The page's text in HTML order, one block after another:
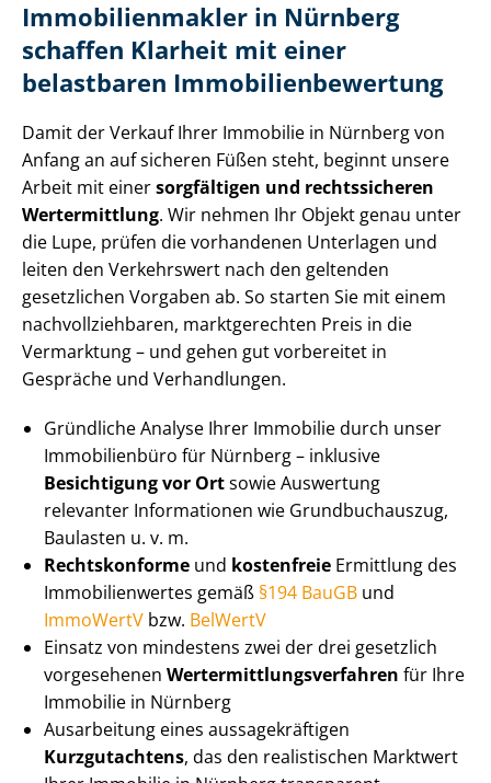
Im­mo­bi­li­en­mak­ler in Nürnberg
schaffen Klarheit mit einer
belastbaren Im­mo­bi­li­en­be­wer­tung
Damit der Verkauf Ihrer Immobilie in Nürnberg von
Anfang an auf sicheren Füßen steht, beginnt unsere
Arbeit mit einersorgfältigen und rechtssicheren
Wertermittlung. Wir nehmen Ihr Objekt genau unter
die Lupe, prüfen die vorhandenen Unterlagen und
leiten den Verkehrswert nach den geltenden
gesetzlichen Vorgaben ab. So starten Sie mit einem
nach­voll­zieh­ba­ren, marktgerechten Preis in die
Vermarktung – und gehen gut vorbereitet in
Gespräche und Verhandlungen.
Gründliche Analyse Ihrer Immobilie durch unser
Immobilienbüro für Nürnberg – inklusive
Besichtigung vor Ortsowie Auswertung
relevanter Informationen wie Grundbuchauszug,
Baulasten u. v. m.
Rechtskonforme und kostenfreie Ermittlung des
Im­mo­bi­li­en­wer­tes gemäß §194 BauGB und
ImmoWertV bzw. BelWertV
Einsatz von mindestens zwei der drei gesetzlich
vorgesehenen Wert­ermitt­lungs­ver­fah­ren für Ihre
Immobilie in Nürnberg
Ausarbeitung eines aus­sa­ge­kräf­ti­gen
Kurzgutachtens, das den realistischen Marktwert